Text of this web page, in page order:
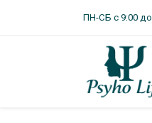
ПН-СБ с 9:00 до